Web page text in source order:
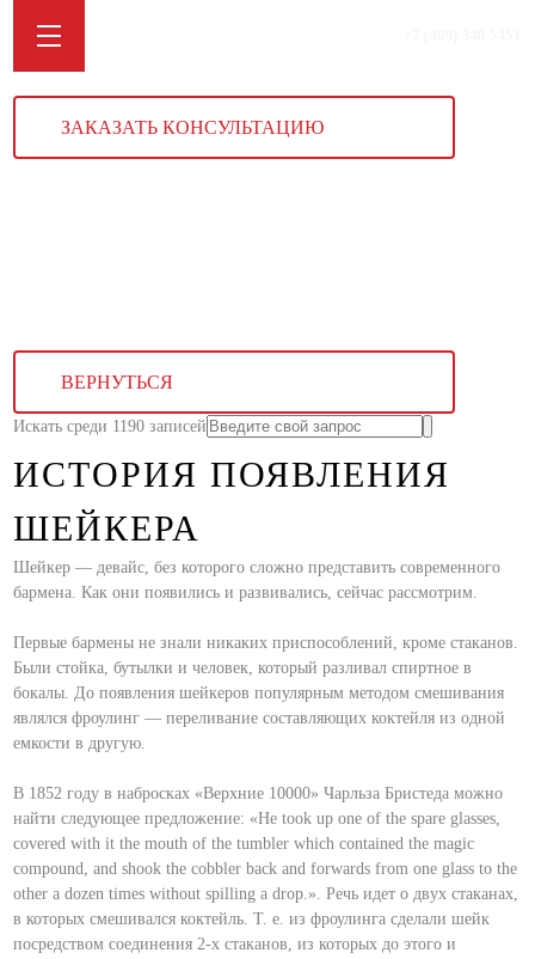
ЗАКАЗАТЬ КОНСУЛЬТАЦИЮ
ВЕРНУТЬСЯ
Искать среди 1190 записей
ИСТОРИЯ ПОЯВЛЕНИЯ
ШЕЙКЕРА
Шейкер — девайс, без которого сложно представить современного
бармена. Как они появились и развивались, сейчас рассмотрим.
Первые бармены не знали никаких приспособлений, кроме стаканов.
Были стойка, бутылки и человек, который разливал спиртное в
бокалы. До появления шейкеров популярным методом смешивания
являлся фроулинг — переливание составляющих коктейля из одной
емкости в другую.
В 1852 году в набросках «Верхние 10000» Чарльза Бристеда можно
найти следующее предложение: «He took up one of the spare glasses,
covered with it the mouth of the tumbler which contained the magic
compound, and shook the cobbler back and forwards from one glass to the
other a dozen times without spilling a drop.». Речь идет о двух стаканах,
в которых смешивался коктейль. Т. е. из фроулинга сделали шейк
посредством соединения 2-х стаканов, из которых до этого и